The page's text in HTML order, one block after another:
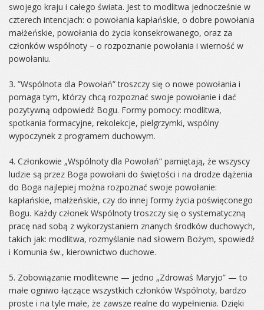
swojego kraju i całego świata. Jest to modlitwa jednocześnie w
czterech intencjach: o powołania kapłańskie, o dobre powołania
małżeńskie, powołania do życia konsekrowanego, oraz za
członków wspólnoty – o rozpoznanie powołania i wierność w
powołaniu.
3. ”Wspólnota dla Powołań” troszczy się o nowe powołania i
pomaga tym, którzy chcą rozpoznać swoje powołanie i dać
pozytywną odpowiedź Bogu. Formy pomocy: modlitwa,
spotkania formacyjne, rekolekcje, pielgrzymki, wspólny
wypoczynek z programem duchowym.
4. Członkowie „Wspólnoty dla Powołań” pamiętają, że wszyscy
ludzie są przez Boga powołani do świętości i na drodze dążenia
do Boga najlepiej można rozpoznać swoje powołanie:
kapłańskie, małżeńskie, czy do innej formy życia poświęconego
Bogu. Każdy członek Wspólnoty troszczy się o systematyczną
pracę nad sobą z wykorzystaniem znanych środków duchowych,
takich jak: modlitwa, rozmyślanie nad słowem Bożym, spowiedź
i Komunia św., kierownictwo duchowe.
5. Zobowiązanie modlitewne — jedno „Zdrowaś Maryjo” — to
małe ogniwo łączące wszystkich członków Wspólnoty, bardzo
proste i na tyle małe, że zawsze realne do wypełnienia. Dzięki